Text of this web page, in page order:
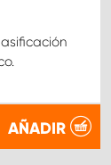
AÑADIR